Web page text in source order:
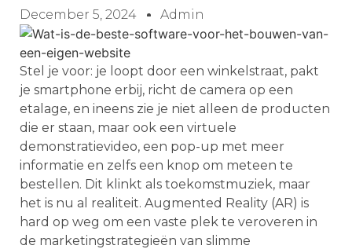
December 5, 2024 Admin
Stel je voor: je loopt door een winkelstraat, pakt
je smartphone erbij, richt de camera op een
etalage, en ineens zie je niet alleen de producten
die er staan, maar ook een virtuele
demonstratievideo, een pop-up met meer
informatie en zelfs een knop om meteen te
bestellen. Dit klinkt als toekomstmuziek, maar
het is nu al realiteit. Augmented Reality (AR) is
hard op weg om een vaste plek te veroveren in
de marketingstrategieën van slimme